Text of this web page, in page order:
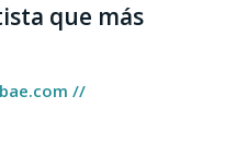
que más
//